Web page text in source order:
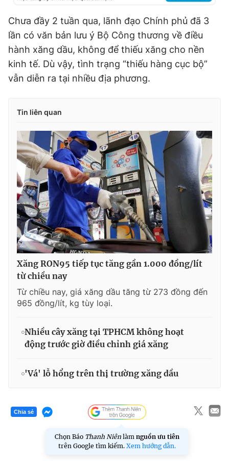
Chưa đầy 2 tuần qua, lãnh đạo Chính phủ đã 3
lần có văn bản lưu ý Bộ Công thương về điều
hành xăng dầu, không để thiếu xăng cho nền
kinh tế. Dù vậy, tình trạng “thiếu hàng cục bộ”
vẫn diễn ra tại nhiều địa phương.
Tin liên quan
Xăng RON95 tiếp tục tăng gần 1.000 đồng/lít
từ chiều nay
Từ chiều nay, giá xăng dầu tăng từ 273 đồng đến
965 đồng/lít, kg tùy loại.
Nhiều cây xăng tại TPHCM không hoạt
động trước giờ điều chỉnh giá xăng
'Vá' lỗ hổng trên thị trường xăng dầu
Chia sẻ
Chọn Báo Thanh Niên làm nguồn ưu tiên
trên Google tìm kiếm. Xem hướng dẫn.